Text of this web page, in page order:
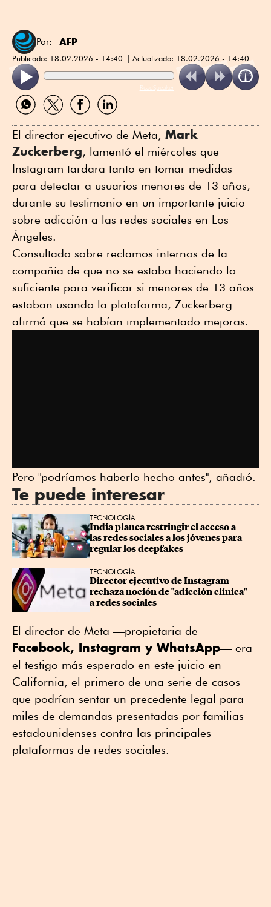
Por: AFP
Publicado: 18.02.2026 - 14:40 Actualizado: 18.02.2026 - 14:40
ReadSpeaker
Compartir
por
Compartir
por
Compartir
por
Compartir
por
El director ejecutivo de Meta, Mark
Zuckerberg, lamentó el miércoles que
Instagram tardara tanto en tomar medidas
para detectar a usuarios menores de 13 años,
durante su testimonio en un importante juicio
sobre adicción a las redes sociales en Los
Ángeles.
Consultado sobre reclamos internos de la
compañía de que no se estaba haciendo lo
suficiente para verificar si menores de 13 años
estaban usando la plataforma, Zuckerberg
afirmó que se habían implementado mejoras.
Pero "podríamos haberlo hecho antes", añadió.
Te puede interesar
TECNOLOGÍA
India planea restringir el acceso a
las redes sociales a los jóvenes para
regular los deepfakes
TECNOLOGÍA
Director ejecutivo de Instagram
rechaza noción de "adicción clínica"
a redes sociales
El director de Meta —propietaria de
Facebook, Instagram y WhatsApp— era
el testigo más esperado en este juicio en
California, el primero de una serie de casos
que podrían sentar un precedente legal para
miles de demandas presentadas por familias
estadounidenses contra las principales
plataformas de redes sociales.